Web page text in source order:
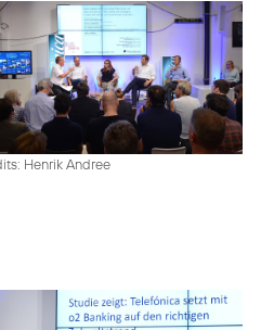
Henrik Andree